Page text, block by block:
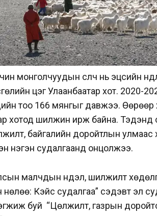
монголчуудын сүүлч нь эцсийн
цэг Улаанбаатар хот. 2020-
тоо 166 мянгыг давжээ. Өөрөөр
хотод шилжин ирж байна. Тэдэнд
байгалийн доройтлын улмаас
нэгэн судалгаанд онцолжээ.
малчдын нүүдэл, шилжилт
нөлөө: Кэйс судалгаа” сэдэвт эл
буй “Цөлжилт, газрын